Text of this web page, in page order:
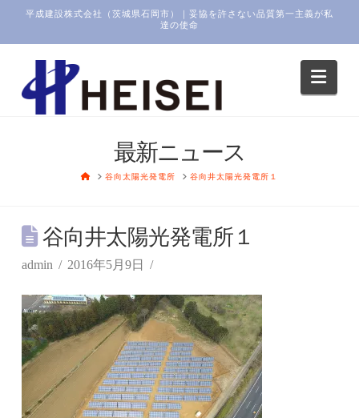
平成建設株式会社（茨城県石岡市）｜妥協を許さない品質第一主義が私
達の使命
最新ニュース
HOME谷向太陽光発電所 谷向井太陽光発電所１
谷向井太陽光発電所１
admin 2016年5月9日